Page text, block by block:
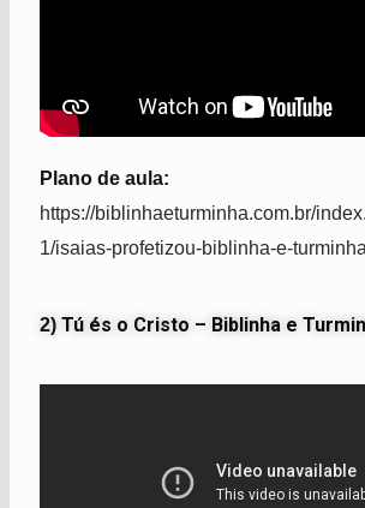
Plano de aula:
https://biblinhaeturminha.com.br/
1/isaias-profetizou-biblinha-e-
2)Tú és o Cristo – Biblinha e